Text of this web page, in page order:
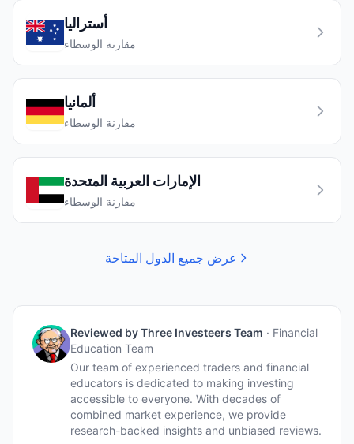
أستراليا
مقارنة الوسطاء
ألمانيا
مقارنة الوسطاء
الإمارات العربية المتحدة
مقارنة الوسطاء
عرض جميع الدول المتاحة
Reviewed byThree Investeers Team · Financial
Education Team
Our team of experienced traders and financial
educators is dedicated to making investing
accessible to everyone. With decades of
combined market experience, we provide
research-backed insights and unbiased reviews.